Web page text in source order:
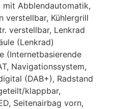
mit Abblendautomatik,
verstellbar, Kühlergrill
verstellbar, Lenkrad
(Lenkrad)
(Internetbasierende
Navigationssystem,
(DAB+), Radstand
klappbar,
Seitenairbag vorn,